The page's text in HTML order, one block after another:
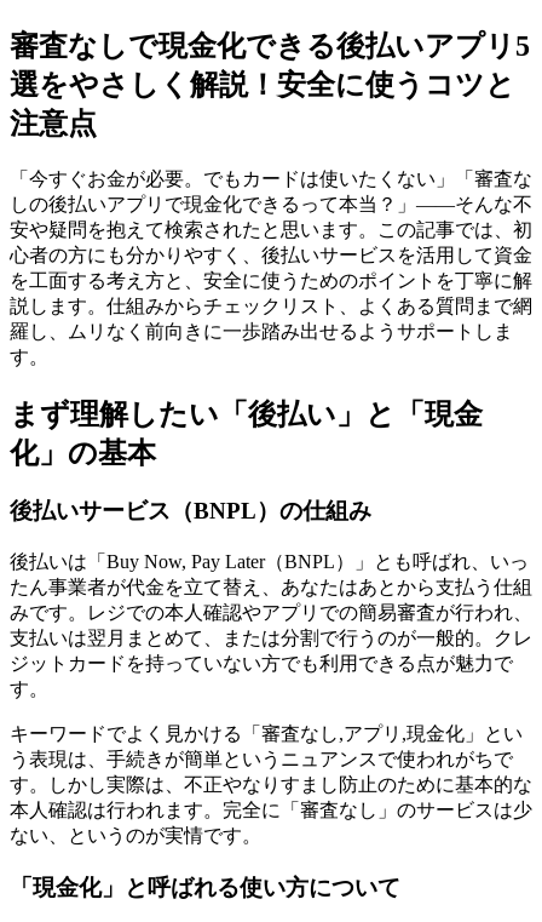
審査なしで現金化できる後払いアプリ5
選をやさしく解説！安全に使うコツと
注意点
「今すぐお金が必要。でもカードは使いたくない」「審査な
しの後払いアプリで現金化できるって本当？」——そんな不
安や疑問を抱えて検索されたと思います。この記事では、初
心者の方にも分かりやすく、後払いサービスを活用して資金
を工面する考え方と、安全に使うためのポイントを丁寧に解
説します。仕組みからチェックリスト、よくある質問まで網
羅し、ムリなく前向きに一歩踏み出せるようサポートしま
す。
まず理解したい「後払い」と「現金
化」の基本
後払いサービス（BNPL）の仕組み
後払いは「Buy Now, Pay Later（BNPL）」とも呼ばれ、いっ
たん事業者が代金を立て替え、あなたはあとから支払う仕組
みです。レジでの本人確認やアプリでの簡易審査が行われ、
支払いは翌月まとめて、または分割で行うのが一般的。クレ
ジットカードを持っていない方でも利用できる点が魅力で
す。
キーワードでよく見かける「審査なし,アプリ,現金化」とい
う表現は、手続きが簡単というニュアンスで使われがちで
す。しかし実際は、不正やなりすまし防止のために基本的な
本人確認は行われます。完全に「審査なし」のサービスは少
ない、というのが実情です。
「現金化」と呼ばれる使い方について